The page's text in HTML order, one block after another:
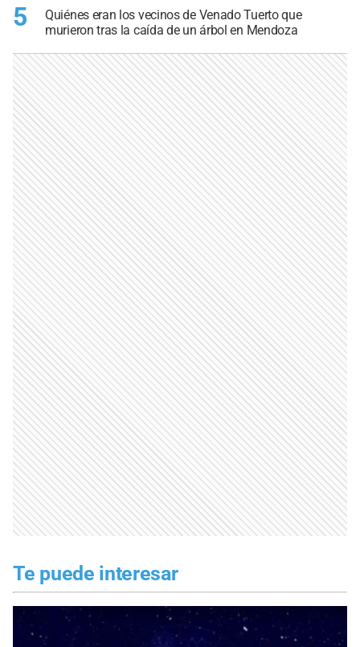
5
Quiénes eran los vecinos de Venado Tuerto que
murieron tras la caída de un árbol en Mendoza
Te puede interesar